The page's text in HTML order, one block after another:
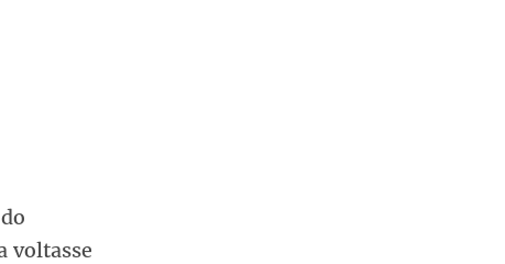
voltasse